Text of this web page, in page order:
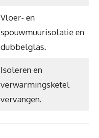
Vloer- en
spouwmuurisolatie en
dubbelglas.
Isoleren en
verwarmingsketel
vervangen.